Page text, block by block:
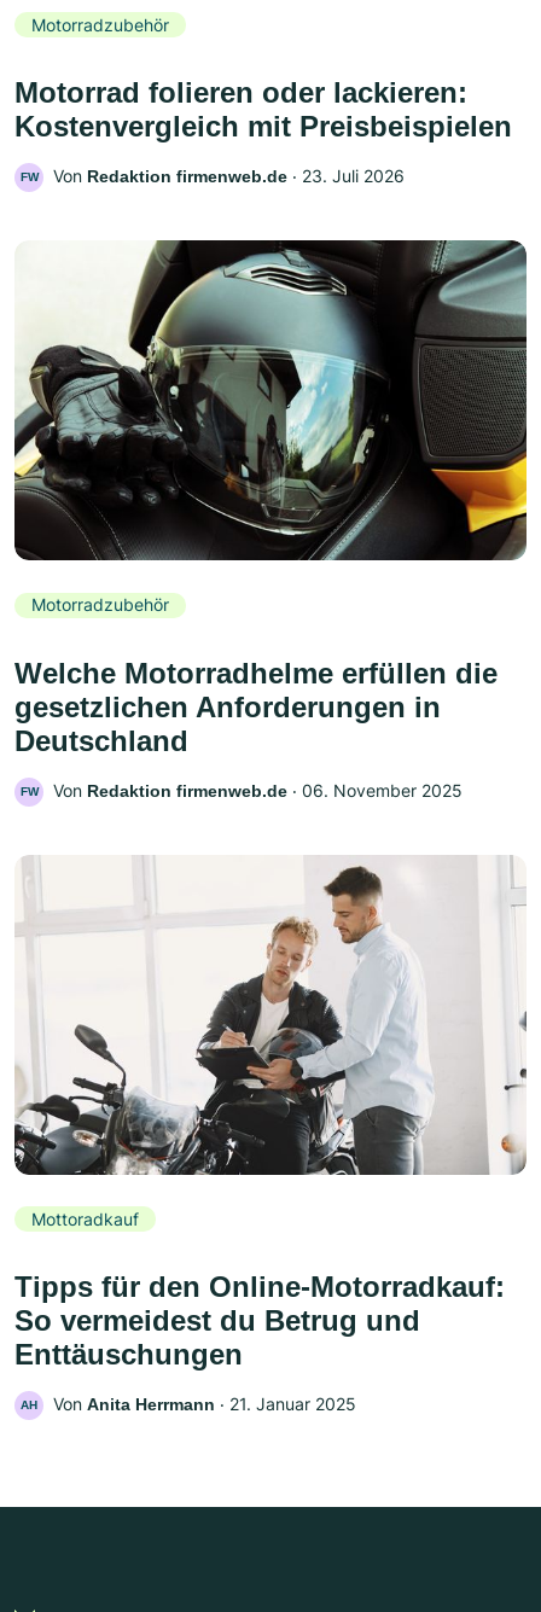
Motorradzubehör
Motorrad folieren oder lackieren:
Kostenvergleich mit Preisbeispielen
FW Von Redaktion firmenweb.de ‧ 23. Juli 2026
Motorradzubehör
Welche Motorradhelme erfüllen die
gesetzlichen Anforderungen in
Deutschland
FW Von Redaktion firmenweb.de ‧ 06. November 2025
Mottoradkauf
Tipps für den Online-Motorradkauf:
So vermeidest du Betrug und
Enttäuschungen
AH Von Anita Herrmann ‧ 21. Januar 2025